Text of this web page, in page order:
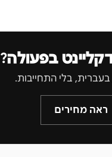
בפעולה?
ראה מחירים